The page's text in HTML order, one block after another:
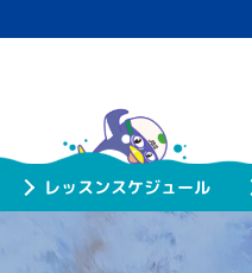
レッスンスケジュール